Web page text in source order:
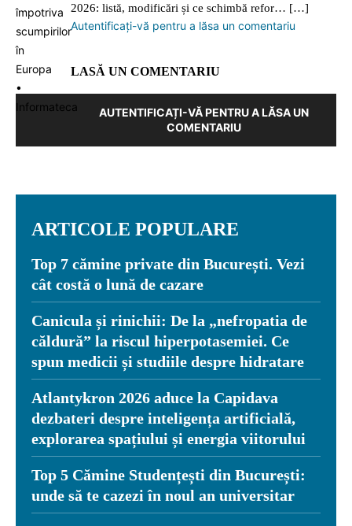
2026: listă, modificări și ce schimbă refor… […]
Autentificați-vă pentru a lăsa un comentariu
LASĂ UN COMENTARIU
AUTENTIFICAȚI-VĂ PENTRU A LĂSA UN
COMENTARIU
ARTICOLE POPULARE
Top 7 cămine private din București. Vezi
cât costă o lună de cazare
Canicula și rinichii: De la „nefropatia de
căldură” la riscul hiperpotasemiei. Ce
spun medicii și studiile despre hidratare
Atlantykron 2026 aduce la Capidava
dezbateri despre inteligența artificială,
explorarea spațiului și energia viitorului
Top 5 Cămine Studențești din București:
unde să te cazezi în noul an universitar